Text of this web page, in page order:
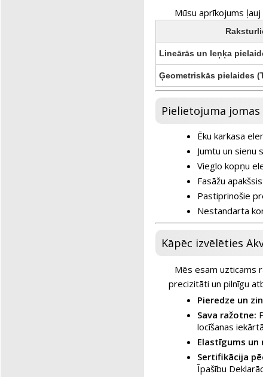
Mūsu aprīkojums
Lineārās un leņķa
Ģeometriskās pielaides
Pielietojuma jomas
Ēku karkasa
Jumtu un sienu
Vieglo kopņu
Fasāžu
Pastiprinošie
Nestandarta
Kāpēc izvēlēties
Mēs esam uzticams
precizitāti un pilnīgu
Pieredze un
Sava ražotne:
locīšanas
Elastīgums
Sertifikācija
Īpašību